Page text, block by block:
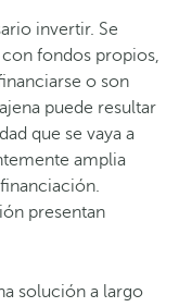
invertir. Se
fondos propios,
o son
puede resultar
que se vaya a
amplia
presentan
solución a largo